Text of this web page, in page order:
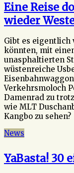
Eine Reise
wieder
Gibt es eigentlich
könnten, mit
unasphaltierten
wüstenreiche
Verkehrsmoloch
Damenrad zu
wie MLT
Kangbo zu sehen?
News
YaBasta! 30